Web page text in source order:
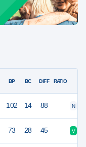
BP BC DIFF RATIO
102 14 88 N
73 28 45 V